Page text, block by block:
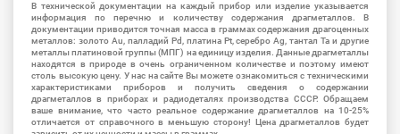
В технической документации на каждый прибор или изделие указывается
информация по перечню и количеству содержания драгметаллов. В
документации приводится точная масса в граммах содержания драгоценных
металлов: золото Au, палладий Pd, платина Pt, серебро Ag, тантал Ta и другие
металлы платиновой группы (МПГ) на единицу изделия. Данные драгметаллы
находятся в природе в очень ограниченном количестве и поэтому имеют
столь высокую цену. У нас на сайте Вы можете ознакомиться с техническими
характеристиками приборов и получить сведения о содержании
драгметаллов в приборах и радиодеталях производства СССР. Обращаем
ваше внимание, что часто реальное содержание драгметаллов на 10-25%
отличается от справочного в меньшую сторону! Цена драгметаллов будет